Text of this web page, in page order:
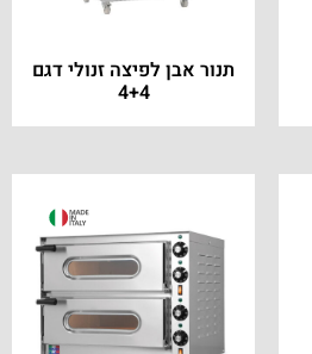
תנור אבן לפיצה זנולי דגם
4+4